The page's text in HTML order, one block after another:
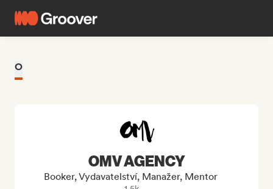
O
OMV AGENCY
Booker, Vydavatelství, Manažer, Mentor